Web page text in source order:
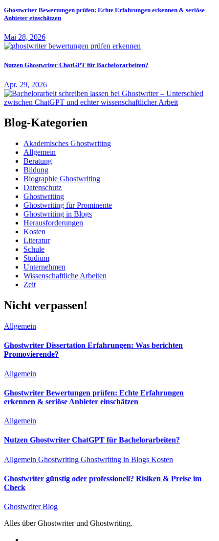
Ghostwriter Bewertungen prüfen: Echte Erfahrungen erkennen & seriöse
Anbieter einschätzen
Mai 28, 2026
Nutzen Ghostwriter ChatGPT für Bachelorarbeiten?
Apr. 29, 2026
Blog-Kategorien
Akademisches Ghostwriting
Allgemein
Beratung
Bildung
Biographie Ghostwriting
Datenschutz
Ghostwriting
Ghostwriting für Prominente
Ghostwriting in Blogs
Herausforderungen
Kosten
Literatur
Schule
Studium
Unternehmen
Wissenschaftliche Arbeiten
Zeit
Nicht verpassen!
Allgemein
Ghostwriter Dissertation Erfahrungen: Was berichten
Promovierende?
Allgemein
Ghostwriter Bewertungen prüfen: Echte Erfahrungen
erkennen & seriöse Anbieter einschätzen
Allgemein
Nutzen Ghostwriter ChatGPT für Bachelorarbeiten?
Allgemein Ghostwriting Ghostwriting in Blogs Kosten
Ghostwriter günstig oder professionell? Risiken & Preise im
Check
Ghostwriter Blog
Alles über Ghostwriter und Ghostwriting.